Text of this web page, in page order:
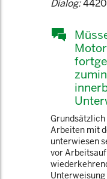
Dialog:
Arbeiten mit
unterwiesen
vor